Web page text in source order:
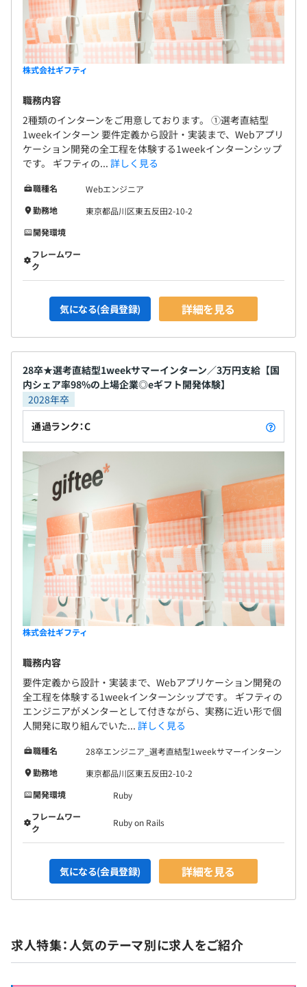
■ナレッジ共有の取り組み
・技術本部全体での業務に関する共有会を定期的に実施し
ています。
・自然発生的に個別のトピックスに関する勉強会や輪読会
を有志で実施しています。
ポンサー活動を通して得た知見の社内で共有しています。
■技術書購入支援
・技術書は全額会社負担で購入可能です。
・会社には巨大な本棚が設置されており、技術書以外の書
籍も自由に読むことが可能です。
・個々の技術力の向上目的であれば、自己研鑽における費
用・時間を会社が負担します。
・AWSやGCPなどのクラウド環境も学習に必要なアカウ
当社のプロダクト開発は、中核事業の成長を担う
100→1000フェーズの基幹システムから、市場の多様なニ
ーズに応える0→10フェーズの新規プロダクトまで多岐に
わたり、それぞれで求められるスピード感や技術的複雑性
が異なるため、多様な強みを持つエンジニアが求められて
短期的な個々のプロダクト開発のスピード感を保ちつつ
も、事業拡大に伴いプロダクト全体として柔軟性・拡張性
を維持・強化するため、提供価値単位でプロダクトを構築
し、それらをネットワーク化したプラットフォーム構築に
中長期視点で注力しています。具体的には、プロダクト横
断的なアーキテクチャの構想・設計、責務の定義、技術的
なロードマップの策定がより重要になっています。
また、プラットフォームの継続的なスケールと強化のため
に、SREの立ち上げ、認証・データ基盤の構築、プロダク
トセキュリティといった基盤領域への投資を強化。加え
セットを起点とした新たな価値創出など、AIを軸にした取
り組みも積極的に推進しています。
さらに、自社プロダクト開発をメインとしつつも、特定の
プラットフォーマーとのシステム連携や大型案件への対応
といった開発も並行して進め、プラットフォームの拡張を
図っています。この多様な開発に対応できる体制を整える
ため、単なるオフショアではなく、国内組織や事業部プロ
ダクトチームと密に連携したグローバルなプロダクト開発
ケイパビリティの強化にも積極的に取り組んでいます。
【エンジニアの行動指針】
1.自己組織的
2.正しい変化
3.知見を贈り合う
【社内交流】
コミュニケーションや情報共有を活性化するための取り組
株式会社ギフティ
職務内容
2種類のインターンをご用意しております。 ①選考直結型
1weekインターン 要件定義から設計・実装まで、Webアプリ
ケーション開発の全工程を体験する1weekインターンシップ
です。 ギフティの... 詳しく見る
職種名
Webエンジニア
勤務地
東京都品川区東五反田2-10-2
開発環境
フレームワー
ク
気になる(会員登録) 詳細を見る
28卒★選考直結型1weekサマーインターン／3万円支給【国
内シェア率98%の上場企業◎eギフト開発体験】
2028年卒
通過ランク：C
株式会社ギフティ
職務内容
要件定義から設計・実装まで、Webアプリケーション開発の
全工程を体験する1weekインターンシップです。 ギフティの
エンジニアがメンターとして付きながら、実務に近い形で個
人開発に取り組んでいた... 詳しく見る
職種名
28卒エンジニア_選考直結型1weekサマーインターン
勤務地
東京都品川区東五反田2-10-2
開発環境
Ruby
フレームワー
ク
Ruby on Rails
気になる(会員登録) 詳細を見る
求人特集：人気のテーマ別に求人をご紹介